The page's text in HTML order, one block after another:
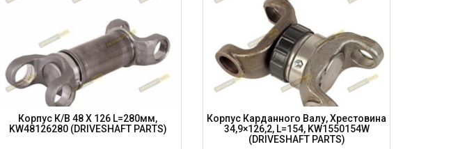
Корпус К/в 48 X 126 L=280мм,
KW48126280 (DRIVESHAFT PARTS)
Корпус Карданного Валу, Хрестовина
34,9×126,2, L=154, KW1550154W
(DRIVESHAFT PARTS)